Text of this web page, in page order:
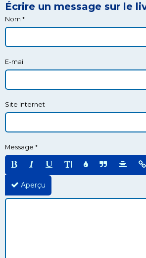
Écrire un message sur le
Nom
E-mail
Site Internet
Message
Aperçu